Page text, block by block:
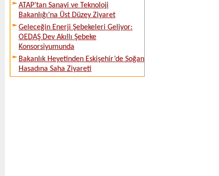
ATAP’tan Sanayi ve Teknoloji
Bakanlığı’na Üst Düzey Ziyaret
Geleceğin Enerji Şebekeleri Geliyor:
OEDAŞ Dev Akıllı Şebeke
Konsorsiyumunda
Bakanlık Heyetinden Eskişehir’de Soğan
Hasadına Saha Ziyareti